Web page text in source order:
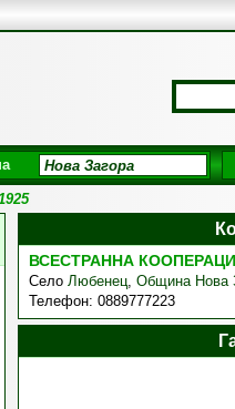
ВСЕСТРАННА
Село Любенец, Община Нова
Телефон: 0889777223